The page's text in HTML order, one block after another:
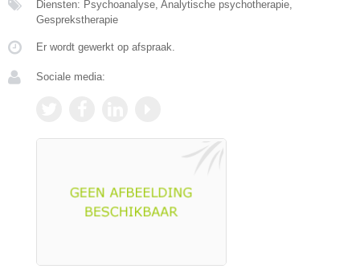
Diensten: Psychoanalyse, Analytische psychotherapie,
Gesprekstherapie
Er wordt gewerkt op afspraak.
Sociale media: